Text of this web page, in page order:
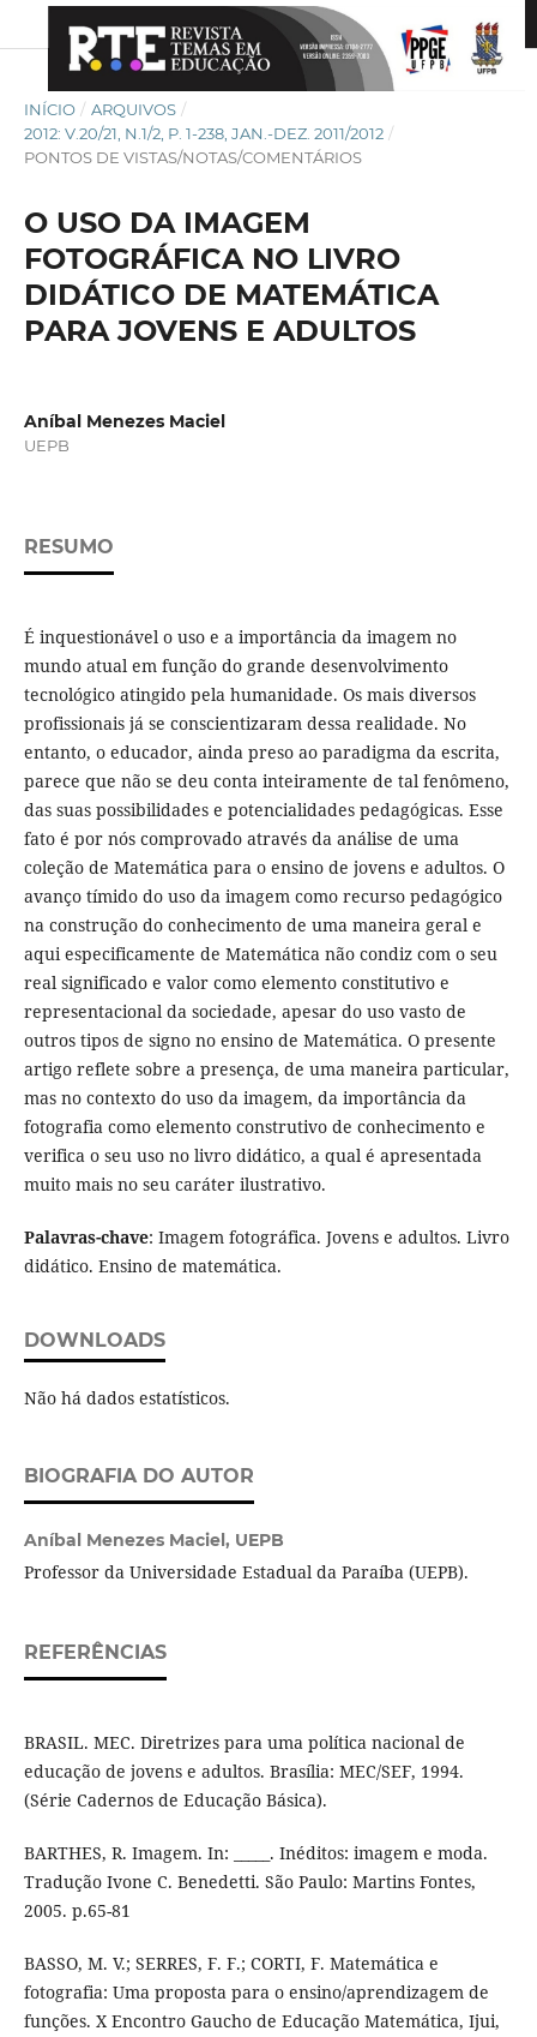
INÍCIO / ARQUIVOS /
2012: V.20/21, N.1/2, P. 1-238, JAN.-DEZ. 2011/2012 /
PONTOS DE VISTAS/NOTAS/COMENTÁRIOS
O USO DA IMAGEM
FOTOGRÁFICA NO LIVRO
DIDÁTICO DE MATEMÁTICA
PARA JOVENS E ADULTOS
Aníbal Menezes Maciel
UEPB
RESUMO
É inquestionável o uso e a importância da imagem no
mundo atual em função do grande desenvolvimento
tecnológico atingido pela humanidade. Os mais diversos
profissionais já se conscientizaram dessa realidade. No
entanto, o educador, ainda preso ao paradigma da escrita,
parece que não se deu conta inteiramente de tal fenômeno,
das suas possibilidades e potencialidades pedagógicas. Esse
fato é por nós comprovado através da análise de uma
coleção de Matemática para o ensino de jovens e adultos. O
avanço tímido do uso da imagem como recurso pedagógico
na construção do conhecimento de uma maneira geral e
aqui especificamente de Matemática não condiz com o seu
real significado e valor como elemento constitutivo e
representacional da sociedade, apesar do uso vasto de
outros tipos de signo no ensino de Matemática. O presente
artigo reflete sobre a presença, de uma maneira particular,
mas no contexto do uso da imagem, da importância da
fotografia como elemento construtivo de conhecimento e
verifica o seu uso no livro didático, a qual é apresentada
muito mais no seu caráter ilustrativo.
Palavras-chave: Imagem fotográfica. Jovens e adultos. Livro
didático. Ensino de matemática.
DOWNLOADS
Não há dados estatísticos.
BIOGRAFIA DO AUTOR
Aníbal Menezes Maciel, UEPB
Professor da Universidade Estadual da Paraíba (UEPB).
REFERÊNCIAS
BRASIL. MEC. Diretrizes para uma política nacional de
educação de jovens e adultos. Brasília: MEC/SEF, 1994.
(Série Cadernos de Educação Básica).
BARTHES, R. Imagem. In: _____. Inéditos: imagem e moda.
Tradução Ivone C. Benedetti. São Paulo: Martins Fontes,
2005. p.65-81
BASSO, M. V.; SERRES, F. F.; CORTI, F. Matemática e
fotografia: Uma proposta para o ensino/aprendizagem de
funções. X Encontro Gaucho de Educação Matemática, Ijui,